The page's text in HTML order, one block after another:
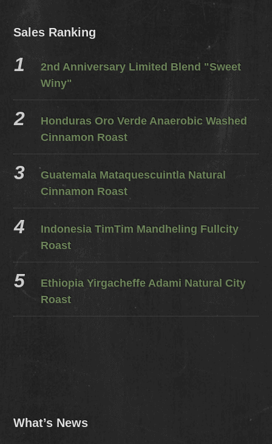
Sales Ranking
2nd Anniversary Limited Blend "Sweet
Winy"
Honduras Oro Verde Anaerobic Washed
Cinnamon Roast
Guatemala Mataquescuintla Natural
Cinnamon Roast
Indonesia TimTim Mandheling Fullcity
Roast
Ethiopia Yirgacheffe Adami Natural City
Roast
What’s News